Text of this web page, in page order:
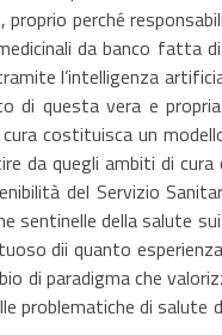
perché
da banco fatta
l’intelligenza
questa vera e
costituisca un
da quegli ambiti di
del Servizio
sentinelle della salute
dii quanto
di paradigma che
problematiche di